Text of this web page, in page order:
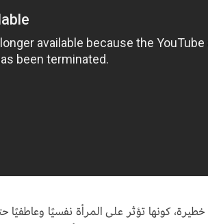
خطيرة، كونها تؤثر على المرأة نفسيًا